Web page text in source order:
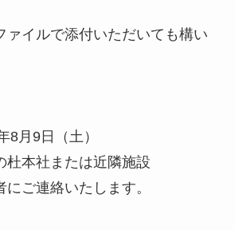
イルで添付いただいても構い
月9日（土）
本社または近隣施設
ご連絡いたします。